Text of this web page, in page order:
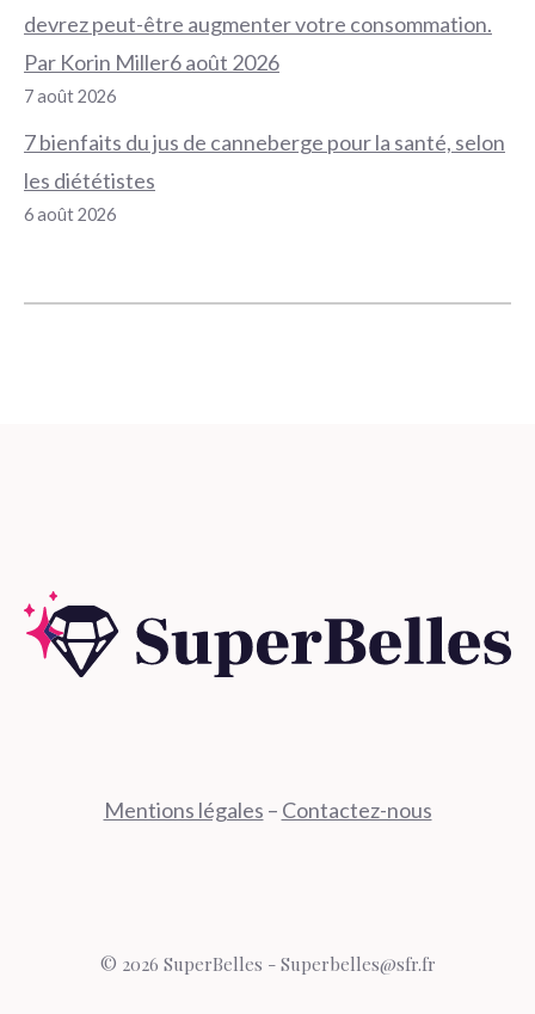
devrez peut-être augmenter votre consommation.
Par Korin Miller6 août 2026
7 août 2026
7 bienfaits du jus de canneberge pour la santé, selon
les diététistes
6 août 2026
Mentions légales – Contactez-nous
© 2026 SuperBelles - Superbelles@sfr.fr